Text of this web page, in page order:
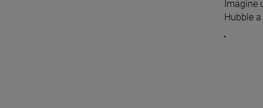
Imagine
Hubble